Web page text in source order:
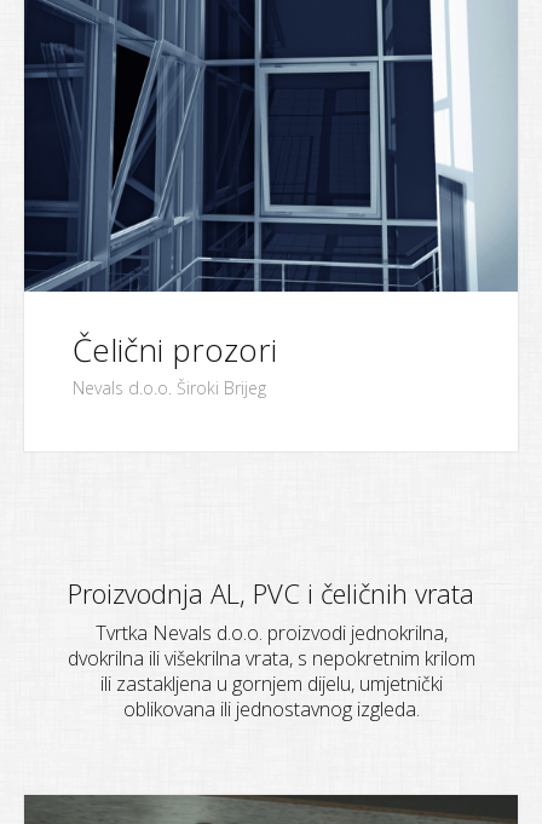
Čelični prozori
Proizvodnja AL, PVC i čeličnih vrata
Tvrtka Nevals d.o.o. proizvodi jednokrilna,
dvokrilna ili višekrilna vrata, s nepokretnim krilom
ili zastakljena u gornjem dijelu, umjetnički
oblikovana ili jednostavnog izgleda.